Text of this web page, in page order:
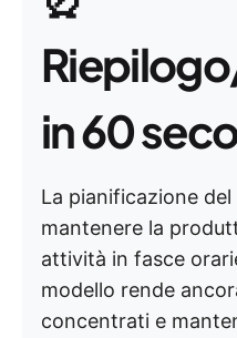
in 60
La pianificazione
mantenere la
attività in fasce
modello rende
concentrati e